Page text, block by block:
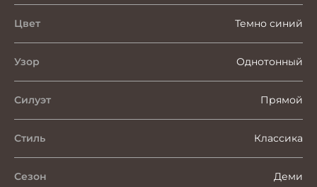
Цвет Темно синий
Узор Однотонный
Силуэт Прямой
Стиль Классика
Сезон Деми